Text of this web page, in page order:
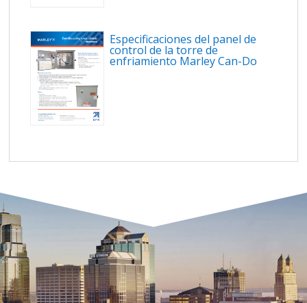
Especificaciones del panel de
control de la torre de
enfriamiento Marley Can-Do